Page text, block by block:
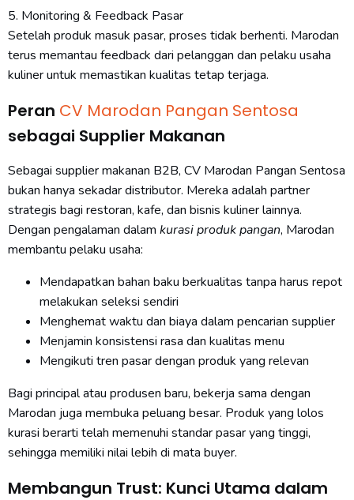
5. Monitoring & Feedback Pasar
Setelah produk masuk pasar, proses tidak berhenti. Marodan
terus memantau feedback dari pelanggan dan pelaku usaha
kuliner untuk memastikan kualitas tetap terjaga.
Peran CV Marodan Pangan Sentosa
sebagai Supplier Makanan
Sebagai supplier makanan B2B, CV Marodan Pangan Sentosa
bukan hanya sekadar distributor. Mereka adalah partner
strategis bagi restoran, kafe, dan bisnis kuliner lainnya.
Dengan pengalaman dalam kurasi produk pangan, Marodan
membantu pelaku usaha:
Mendapatkan bahan baku berkualitas tanpa harus repot
melakukan seleksi sendiri
Menghemat waktu dan biaya dalam pencarian supplier
Menjamin konsistensi rasa dan kualitas menu
Mengikuti tren pasar dengan produk yang relevan
Bagi principal atau produsen baru, bekerja sama dengan
Marodan juga membuka peluang besar. Produk yang lolos
kurasi berarti telah memenuhi standar pasar yang tinggi,
sehingga memiliki nilai lebih di mata buyer.
Membangun Trust: Kunci Utama dalam